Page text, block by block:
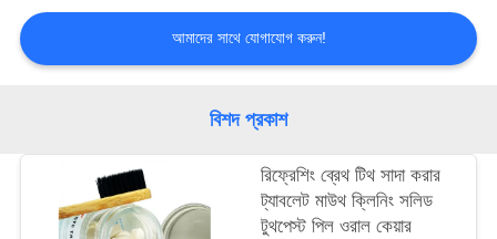
জন্য
আবেদন
গোপনীয়তা
আমাদের সাথে যোগাযোগ করুন!
বিশদ প্রকাশ
রিফ্রেশিং ব্রেথ টিথ সাদা করার
ট্যাবলেট মাউথ ক্লিনিং সলিড
টুথপেস্ট পিল ওরাল কেয়ার